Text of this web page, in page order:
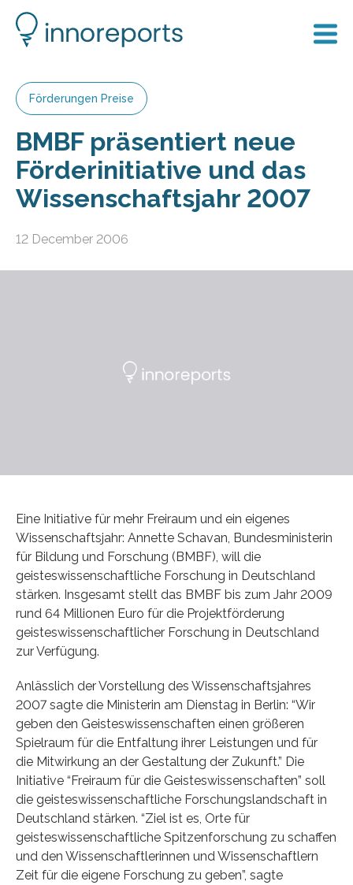
Förderungen Preise
BMBF präsentiert neue
Förderinitiative und das
Wissenschaftsjahr 2007
12 December 2006
Eine Initiative für mehr Freiraum und ein eigenes
Wissenschaftsjahr: Annette Schavan, Bundesministerin
für Bildung und Forschung (BMBF), will die
geisteswissenschaftliche Forschung in Deutschland
stärken. Insgesamt stellt das BMBF bis zum Jahr 2009
rund 64 Millionen Euro für die Projektförderung
geisteswissenschaftlicher Forschung in Deutschland
zur Verfügung.
Anlässlich der Vorstellung des Wissenschaftsjahres
2007 sagte die Ministerin am Dienstag in Berlin: “Wir
geben den Geisteswissenschaften einen größeren
Spielraum für die Entfaltung ihrer Leistungen und für
die Mitwirkung an der Gestaltung der Zukunft.” Die
Initiative “Freiraum für die Geisteswissenschaften” soll
die geisteswissenschaftliche Forschungslandschaft in
Deutschland stärken. “Ziel ist es, Orte für
geisteswissenschaftliche Spitzenforschung zu schaffen
und den Wissenschaftlerinnen und Wissenschaftlern
Zeit für die eigene Forschung zu geben”, sagte